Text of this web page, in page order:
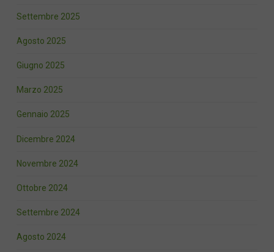
Settembre 2025
Agosto 2025
Giugno 2025
Marzo 2025
Gennaio 2025
Dicembre 2024
Novembre 2024
Ottobre 2024
Settembre 2024
Agosto 2024